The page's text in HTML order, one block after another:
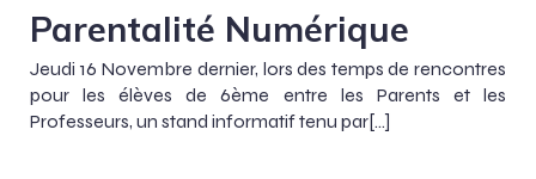
Parentalité Numérique
Jeudi 16 Novembre dernier, lors des temps de rencontres
pour les élèves de 6ème entre les Parents et les
Professeurs, un stand informatif tenu par[…]